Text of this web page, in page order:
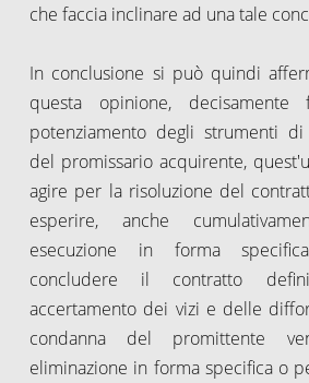
che faccia inclinare ad una tale
In conclusione si può quindi
questa opinione,
potenziamento degli strumenti
del promissario acquirente,
agire per la risoluzione del
esperire, anche
esecuzione in forma
concludere il contratto
accertamento dei vizi e delle
condanna del promittente
eliminazione in forma specifica o